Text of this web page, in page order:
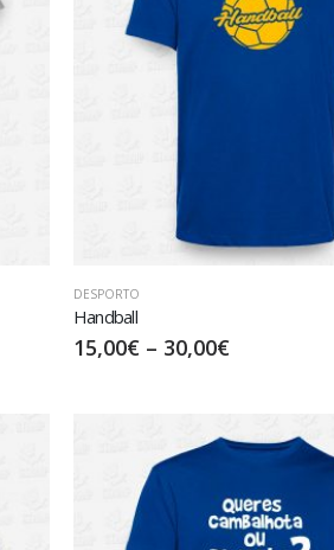
DESPORTO
Handball
15,00€– 30,00€